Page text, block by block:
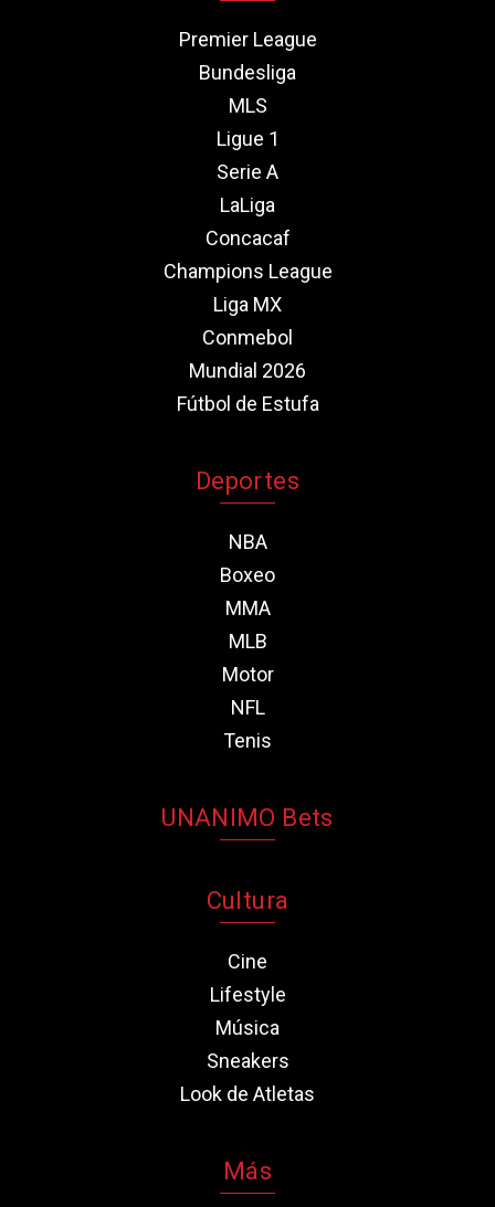
Premier League
Bundesliga
MLS
Ligue 1
Serie A
LaLiga
Concacaf
Champions League
Liga MX
Conmebol
Mundial 2026
Fútbol de Estufa
Deportes
NBA
Boxeo
MMA
MLB
Motor
NFL
Tenis
UNANIMO Bets
Cultura
Cine
Lifestyle
Música
Sneakers
Look de Atletas
Más